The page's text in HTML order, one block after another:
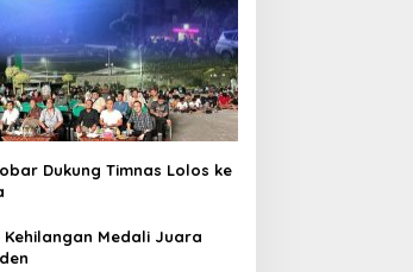
Dukung Timnas Lolos ke
Kehilangan Medali Juara